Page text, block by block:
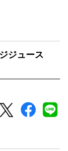
ジュース